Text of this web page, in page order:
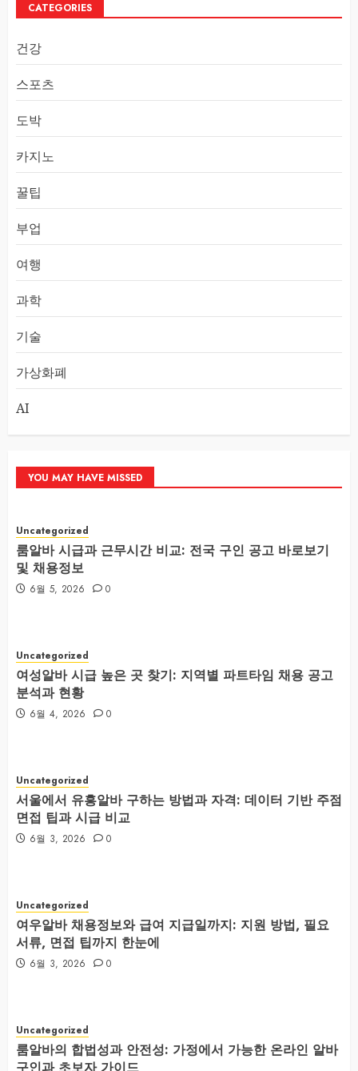
CATEGORIES
건강
스포츠
도박
카지노
꿀팁
부업
여행
과학
기술
가상화폐
AI
YOU MAY HAVE MISSED
Uncategorized
룸알바 시급과 근무시간 비교: 전국 구인 공고 바로보기
및 채용정보
6월 5, 2026 0
Uncategorized
여성알바 시급 높은 곳 찾기: 지역별 파트타임 채용 공고
분석과 현황
6월 4, 2026 0
Uncategorized
서울에서 유흥알바 구하는 방법과 자격: 데이터 기반 주점
면접 팁과 시급 비교
6월 3, 2026 0
Uncategorized
여우알바 채용정보와 급여 지급일까지: 지원 방법, 필요
서류, 면접 팁까지 한눈에
6월 3, 2026 0
Uncategorized
룸알바의 합법성과 안전성: 가정에서 가능한 온라인 알바